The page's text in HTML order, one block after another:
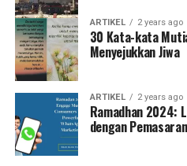
ARTIKEL 2 years ago
30 Kata-kata
Menyejukkan Jiwa
ARTIKEL 2 years ago
Ramadhan 2024:
dengan